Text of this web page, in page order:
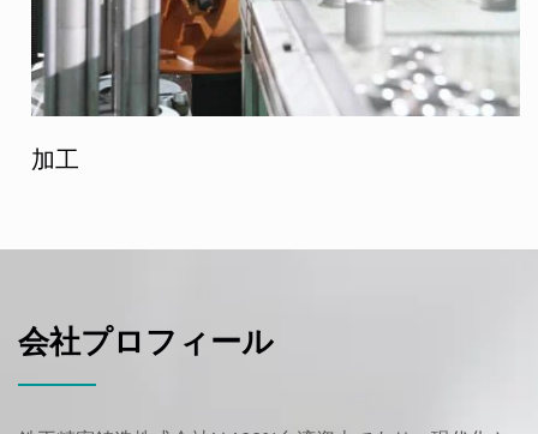
加工
会社プロフィール